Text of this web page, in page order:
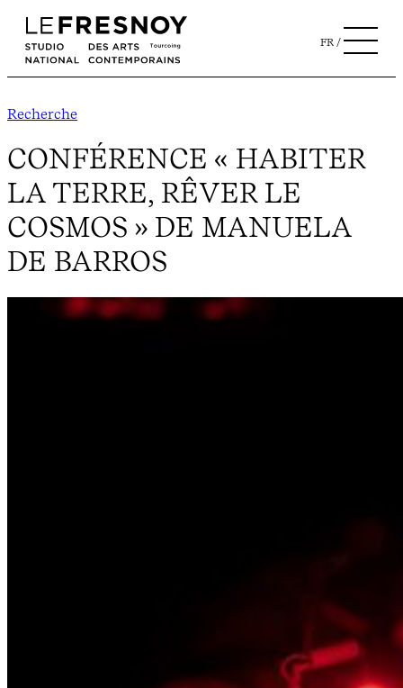
FR
Recherche
CONFÉRENCE « HABITER
LA TERRE, RÊVER LE
COSMOS » DE MANUELA
DE BARROS